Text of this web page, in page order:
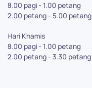
8.00 pagi - 1.00 petang
2.00 petang - 5.00 petang
Hari Khamis
8.00 pagi - 1.00 petang
2.00 petang - 3.30 petang